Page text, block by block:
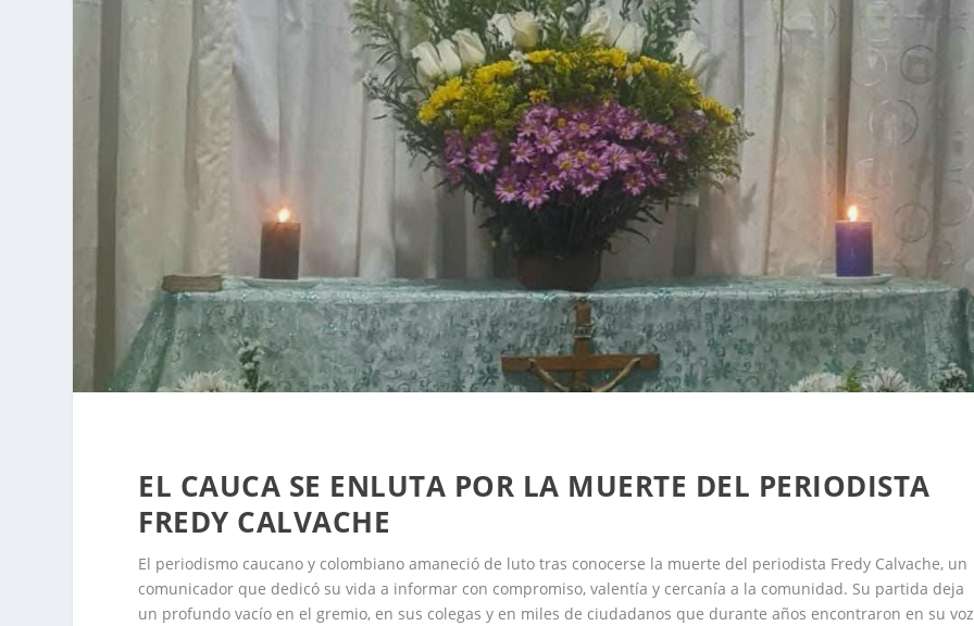
EL CAUCA SE ENLUTA POR LA MUERTE DEL PERIODISTA
FREDY CALVACHE
El periodismo caucano y colombiano amaneció de luto tras conocerse la muerte del periodista Fredy Calvache, un
comunicador que dedicó su vida a informar con compromiso, valentía y cercanía a la comunidad. Su partida deja
un profundo vacío en el gremio, en sus colegas y en miles de ciudadanos que durante años encontraron en su voz